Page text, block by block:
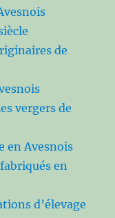
de
vergers de
en Avesnois
en
d’élevage